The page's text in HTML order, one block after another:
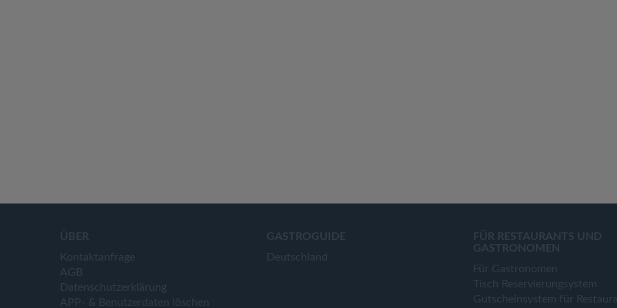
ÜBER
Kontaktanfrage
AGB
Datenschutzerklärung
APP- & Benutzerdaten löschen
GASTROGUIDE
Deutschland
FÜR RESTAURANTS UND
GASTRONOMEN
Für Gastronomen
Tisch Reservierungsystem
Gutscheinsystem für